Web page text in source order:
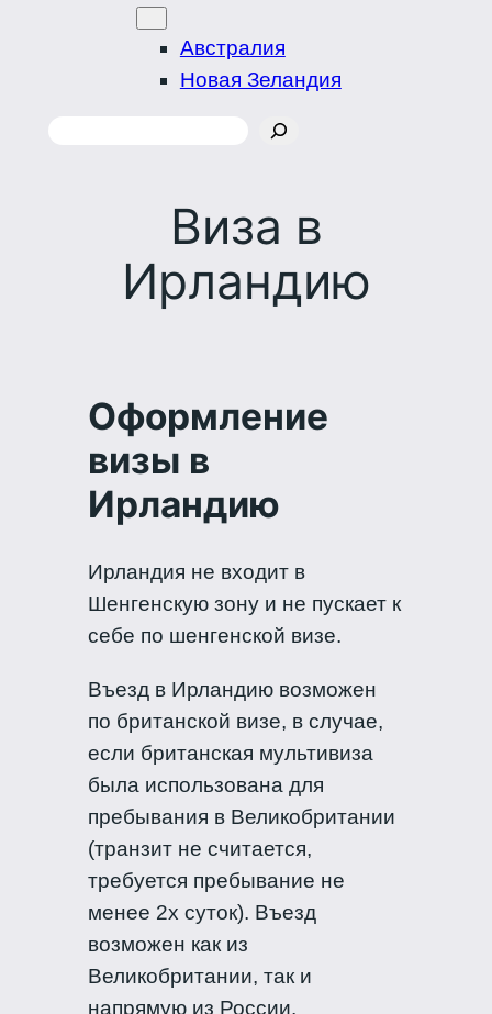
Австралия
Новая Зеландия
Виза в
Ирландию
Оформление
визы в
Ирландию
Ирландия не входит в
Шенгенскую зону и не пускает к
себе по шенгенской визе.
Въезд в Ирландию возможен
по британской визе, в случае,
если британская мультивиза
была использована для
пребывания в Великобритании
(транзит не считается,
требуется пребывание не
менее 2х суток). Въезд
возможен как из
Великобритании, так и
напрямую из России.